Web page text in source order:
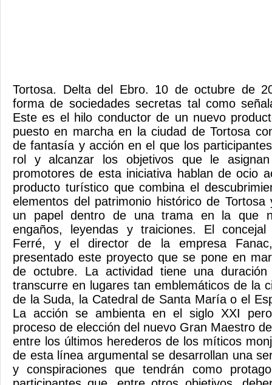
Tortosa. Delta del Ebro. 10 de octubre de
forma de sociedades secretas tal como
Este es el hilo conductor de un nuevo
puesto en marcha en la ciudad de Tortosa
de fantasía y acción en el que los
rol y alcanzar los objetivos que le
promotores de esta iniciativa hablan de ocio
producto turístico que combina el
elementos del patrimonio histórico de
un papel dentro de una trama en la que
engaños, leyendas y traiciones. El
Ferré, y el director de la empresa
presentado este proyecto que se pone en
de octubre. La actividad tiene una
transcurre en lugares tan emblemáticos de la
de la Suda, la Catedral de Santa María o el
La acción se ambienta en el siglo XXI
proceso de elección del nuevo Gran Maestro
entre los últimos herederos de los míticos
de esta línea argumental se desarrollan una
y conspiraciones que tendrán como